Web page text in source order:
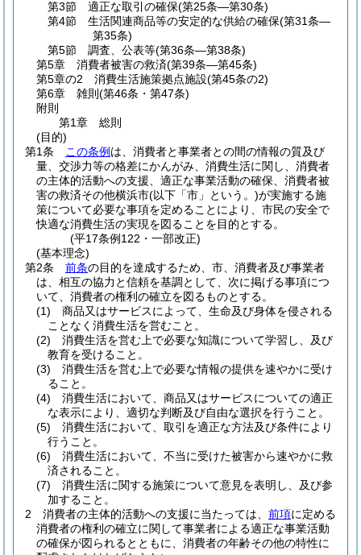
第3節
適正な取引の確保(第25条―第30条)
第4節
生活関連商品等の安定的な供給の確保(第31条―
第35条)
第5節
調査、公表等(第36条―第38条)
第5章
消費者被害の救済(第39条―第45条)
第5章の2
消費生活施策拠点施設(第45条の2)
第6章
雑則 (第46条・第47条)
附則
第1章
総則
(目的)
第1条
この条例 は、消費者と事業者との間の情報の質及び
量、交渉力等の格差にかんがみ、消費生活に関し、消費者
の主体的活動への支援、適正な事業活動の確保、消費者被
害の救済その他横浜市(以下「市」という。)が実施する施
策について必要な事項を定めることにより、市民の安全で
快適な消費生活の実現を図ることを目的とする。
(平17条例122・一部改正)
(基本理念)
第2条
前条の目的を達成するため、市、消費者及び事業者
は、相互の協力と信頼を基調として、次に掲げる事項につ
いて、消費者の権利の確立を図るものとする。
(1)
商品又はサービスによって、生命及び身体を侵される
ことなく消費生活を営むこと。
(2)
消費生活を営む上で必要な知識について学習し、及び
教育を受けること。
(3)
消費生活を営む上で必要な情報の提供を速やかに受け
ること。
(4)
消費生活において、商品又はサービスについての適正
な表示により、適切な判断及び自由な選択を行うこと。
(5)
消費生活において、取引を適正な方法及び条件により
行うこと。
(6)
消費生活において、不当に受けた被害から速やかに救
済されること。
(7)
消費生活に関する施策について意見を表明し、及び参
加すること。
2
消費者の主体的活動への支援に当たっては、 前項に定める
消費者の権利の確立に関して事業者による適正な事業活動
の確保が図られるとともに、消費者の年齢その他の特性に